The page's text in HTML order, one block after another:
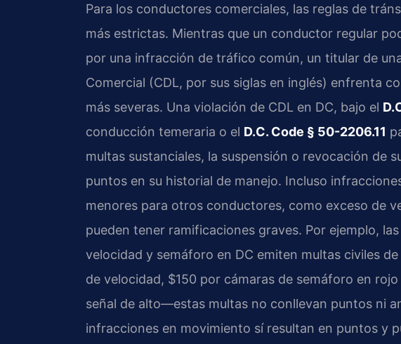
Para los conductores comerciales, las reglas de
más estrictas. Mientras que un conductor regular
por una infracción de tráfico común, un titular de
Comercial (CDL, por sus siglas en inglés) enfrenta
más severas. Una violación de CDL en DC, bajo el
conducción temeraria o el D.C. Code § 50-2206.11
multas sustanciales, la suspensión o revocación de
puntos en su historial de manejo. Incluso
menores para otros conductores, como exceso de
pueden tener ramificaciones graves. Por ejemplo,
velocidad y semáforo en DC emiten multas civiles
de velocidad, $150 por cámaras de semáforo en
señal de alto—estas multas no conllevan puntos ni
infracciones en movimiento sí resultan en puntos y